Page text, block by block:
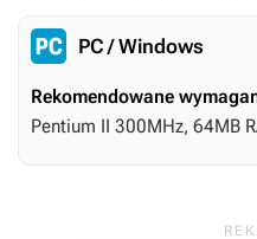
PC / Windows
Rekomendowane
Pentium II 300MHz, 64MB